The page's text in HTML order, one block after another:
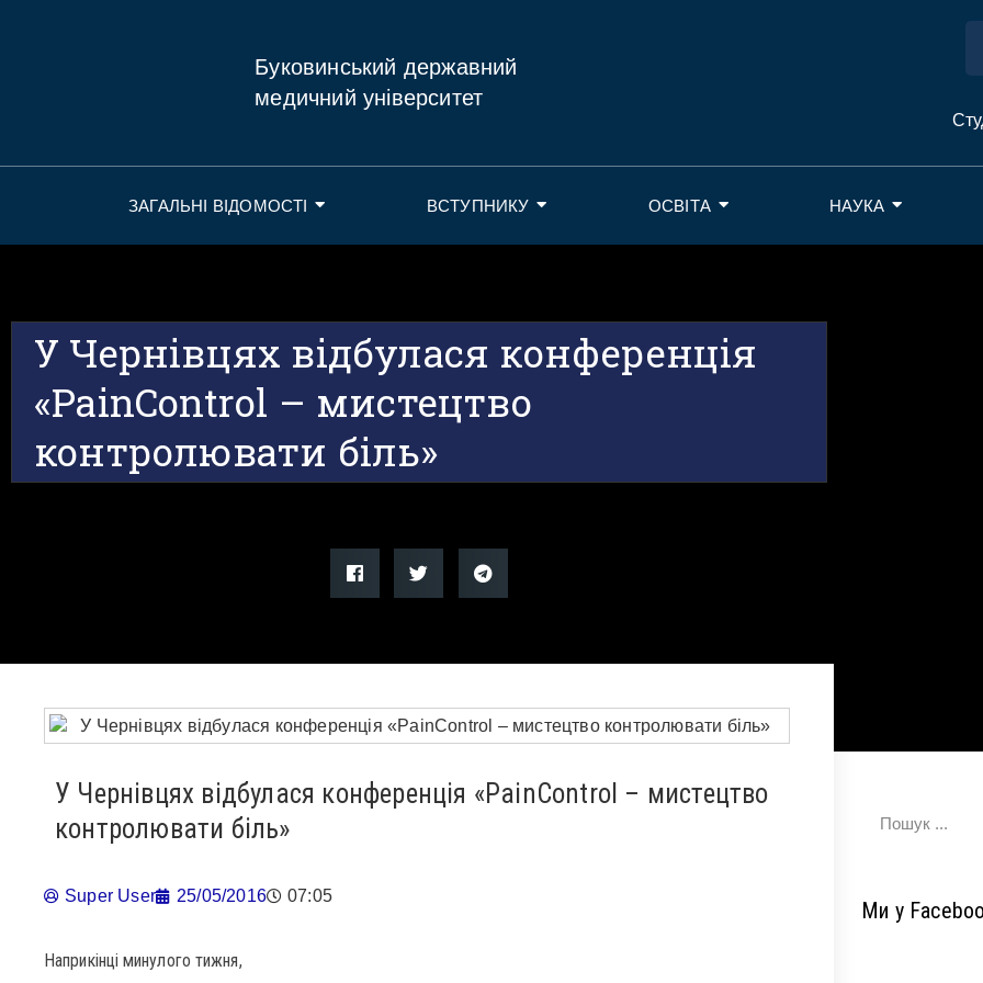
Буковинський державний
медичний університет
ЗАГАЛЬНІ ВІДОМОСТІ ВСТУПНИКУ ОСВІТА НАУКА
У Чернівцях відбулася конференція
«PainControl – мистецтво
контролювати біль»
У Чернівцях відбулася конференція «PainControl – мистецтво
контролювати біль»
Super User 25/05/2016 07:05
Наприкінці минулого тижня,
Ми у